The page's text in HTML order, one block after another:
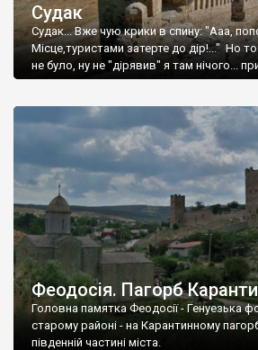
Судак
Судак... Вже чую крики в спину: "Ааа,
Місце,туристами затерте до дір!..." Но
не було, ну не "дірявив" я там нічого...
Феодосія. Пагорб
Головна памятка Феодосії - Генуезька
старому районі - на Карантинному
південній частині міста.